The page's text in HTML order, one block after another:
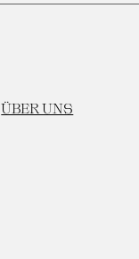
ÜBER UNS